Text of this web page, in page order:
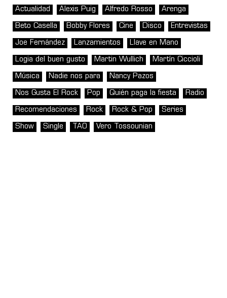
Actualidad Alexis Puig Alfredo Rosso Arenga
Beto Casella Bobby Flores Cine Disco Entrevistas
Joe Fernández Lanzamientos Llave en Mano
Logia del buen gusto Martin Wullich Martín Ciccioli
Música Nadie nos para Nancy Pazos
Nos Gusta El Rock Pop Quién paga la fiesta Radio
Recomendaciones Rock Rock & Pop Series
Show Single TAO Vero Tossounian